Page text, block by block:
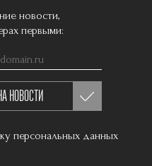
новости,
первыми:
НОВОСТИ
персональных данных